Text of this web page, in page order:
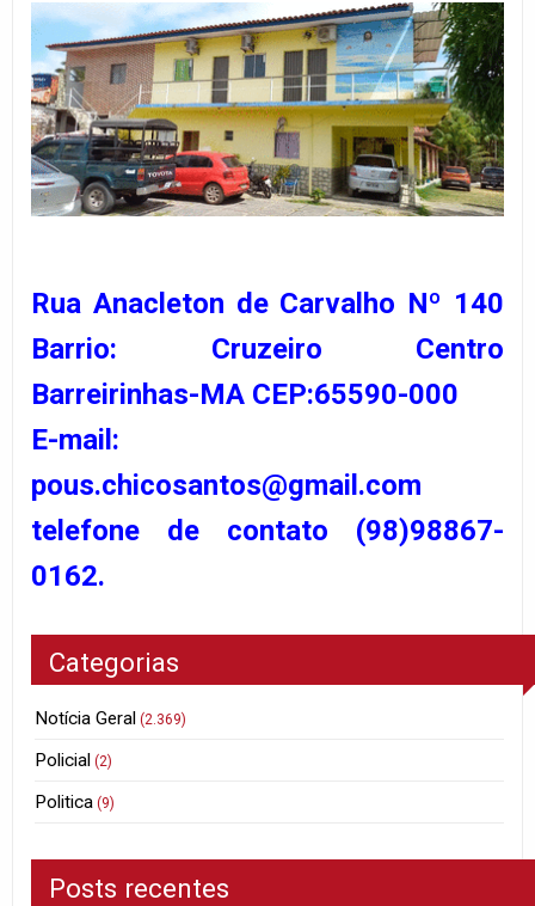
Rua Anacleton de Carvalho Nº 140
Barrio: Cruzeiro Centro
Barreirinhas-MA CEP:65590-000
E-mail:
pous.chicosantos@gmail.com
telefone de contato (98)98867-
0162.
Categorias
Notícia Geral (2.369)
Policial (2)
Politica (9)
Posts recentes